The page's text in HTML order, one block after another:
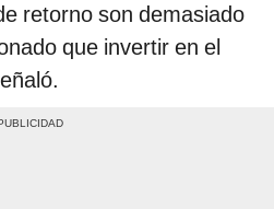
retorno son demasiado
que invertir en el